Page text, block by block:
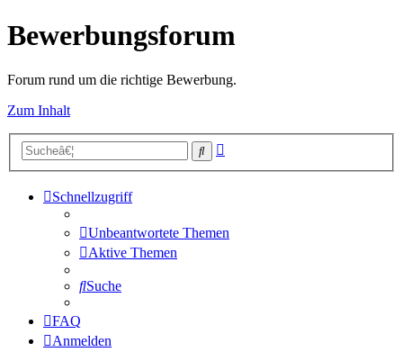
Bewerbungsforum
Forum rund um die richtige Bewerbung.
Zum Inhalt
Suche
Schnellzugriff
Unbeantwortete Themen
Aktive Themen
Suche
FAQ
Anmelden